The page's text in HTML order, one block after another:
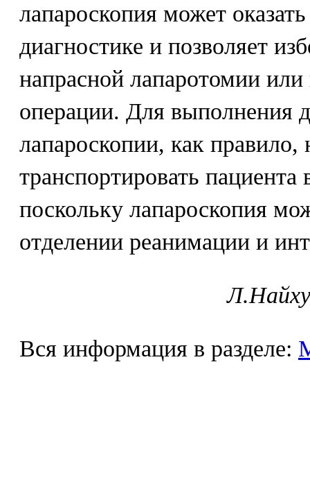
лапароскопия может
диагностике и позволяет
напрасной лапаротомии или
операции. Для выполнения
лапароскопии, как правило,
транспортировать
поскольку лапароскопия
отделении реанимации и
Вся информация в разделе: